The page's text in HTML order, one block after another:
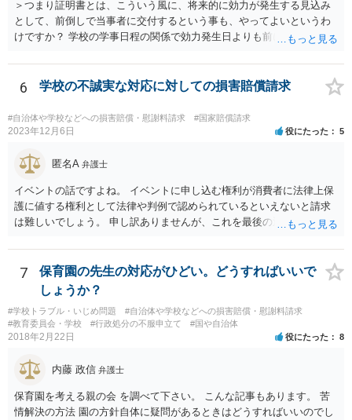
＞つまり証明書とは、こういう風に、将来的に効力が発生する見込み
として、前倒しで当事者に交付するという事も、やってよいというわ
けですか？ 学校の学事日程の関係で効力発生日よりも前に交付したか
でしょう。 両者をそろえるに越したことはないですが、卒業式の日程
自体は各学校によって慣例として定められることが多いですし、学籍
離脱日も、学校によって異なるようですから、そのこと自体に特に問
題はないでしょう。 ＞万一、効力発生日より前に、その効力が無効と
なる出来事が起こったとしたら、その証明書は効力を発生する事な
自然でしょう。 ただし、卒業証書自体は、通常記載されている内容
が、全課程を修了したという事実について記載されており、卒業式時
点では、そのこと自体は過去の事実として間違いないので、卒業証書
自体の無効かどうかという法的な効力を議論するものではないでしょ
う。 問題は、証書そのものではなく、在学中に何らかの問題を起こし
6 学校の不誠実な対応に対しての損害賠償請求
#自治体や学校などへの損害賠償・慰謝料請求 #国家賠償請求
2023年12月6日 役にたった 5
匿名A 弁護士
イベントの話ですよね。 イベントに申し込む権利が消費者に法律上保
護に値する権利として法律や判例で認められているといえないと請求
は難しいでしょう。 申し訳ありませんが、これを最後の返信としま
7
保育園の先生の対応がひどい。どうすればいいで
しょうか？
#学校トラブル・いじめ問題
#自治体や学校などへの損害賠償・慰謝料請求
#教育委員会・学校
#行政処分の不服申立て #国や自治体
2018年2月22日 役にたった 8
内藤 政信 弁護士
保育園を考える親の会 を調べて下さい。 こんな記事もあります。 苦
情解決の方法 園の方針自体に疑問があるときはどうすればいいのでし